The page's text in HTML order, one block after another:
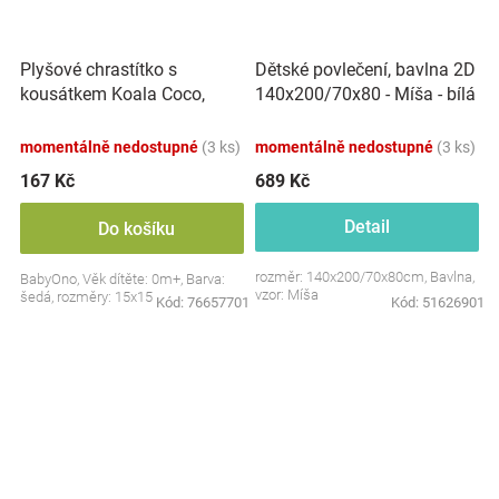
Plyšové chrastítko s
kousátkem Koala Coco,
momentálně nedostupné (3 ks)
167 Kč
Do košíku
BabyOno, Věk dítěte: 0m+, Barva:
šedá, rozměry: 15x15 cm.
Kód: 76657701
Dětské povlečení, bavlna 2D
140x200/70x80 - Míša - bílá
momentálně nedostupné (3 ks)
689 Kč
Detail
rozměr: 140x200/70x80cm, Bavlna,
vzor: Míša
Kód: 51626901